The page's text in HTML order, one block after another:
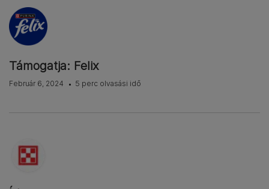
Támogatja: Felix
Február 6, 2024 5 perc olvasási idő